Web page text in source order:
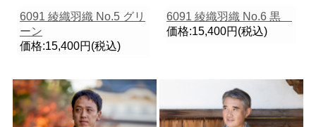
6091 綾織羽織 No.5 グリ
ーン
価格:15,400円(税込)
6091 綾織羽織 No.6 黒
価格:15,400円(税込)